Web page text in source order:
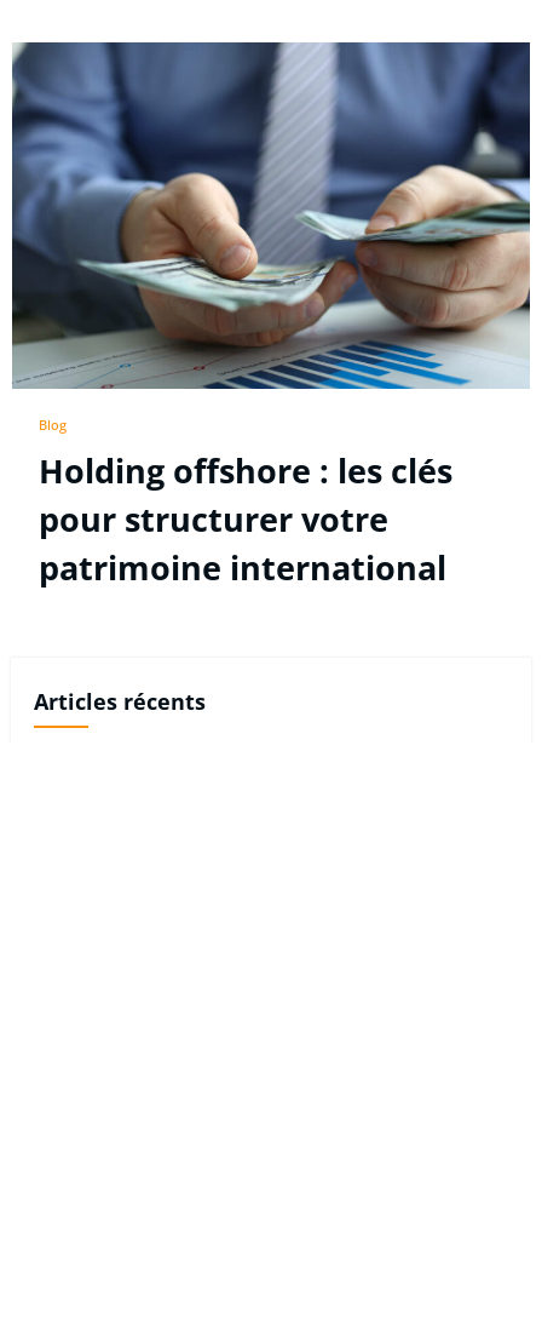
Blog
Holding offshore : les clés
pour structurer votre
patrimoine international
Articles récents